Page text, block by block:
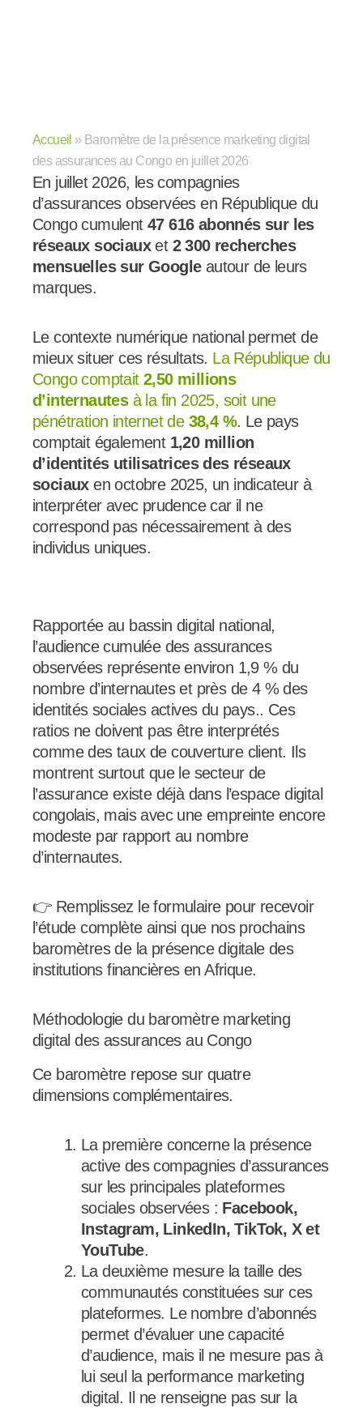
Accueil » Baromètre de la présence marketing digital
des assurances au Congo en juillet 2026
En juillet 2026, les compagnies
d’assurances observées en République du
Congo cumulent 47 616 abonnés sur les
réseaux sociauxet 2 300 recherches
mensuelles sur Googleautour de leurs
marques.
Le contexte numérique national permet de
mieux situer ces résultats. La République du
Congo comptait 2,50 millions
d’internautesà la fin 2025, soit une
pénétration internet de 38,4 %. Le pays
comptait également 1,20 million
d’identités utilisatrices des réseaux
sociauxen octobre 2025, un indicateur à
interpréter avec prudence car il ne
correspond pas nécessairement à des
individus uniques.
Rapportée au bassin digital national,
l’audience cumulée des assurances
observées représente environ 1,9 % du
nombre d’internautes et près de 4 % des
identités sociales actives du pays.. Ces
ratios ne doivent pas être interprétés
comme des taux de couverture client. Ils
montrent surtout que le secteur de
l’assurance existe déjà dans l’espace digital
congolais, mais avec une empreinte encore
modeste par rapport au nombre
d’internautes.
👉 Remplissez le formulaire pour recevoir
l’étude complète ainsi que nos prochains
baromètres de la présence digitale des
institutions financières en Afrique.
Méthodologie du baromètre marketing
digital des assurances au Congo
Ce baromètre repose sur quatre
dimensions complémentaires.
La première concerne la présence
active des compagnies d’assurances
sur les principales plateformes
sociales observées : Facebook,
Instagram, LinkedIn, TikTok, X et
YouTube.
La deuxième mesure la taille des
communautés constituées sur ces
plateformes. Le nombre d’abonnés
permet d’évaluer une capacité
d’audience, mais il ne mesure pas à
lui seul la performance marketing
digital. Il ne renseigne pas sur la